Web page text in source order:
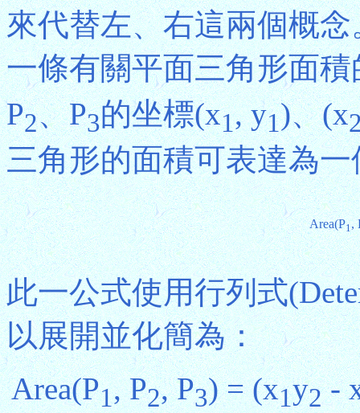
來代替左、右這兩個概
一條有關平面三角形面
P2、P3的坐標(x1, y1)、(x
三角形的面積可表達為
Area(P1,
此一公式使用行列式
以展開並化簡為：
Area(P1, P2, P3) = (x1y2-